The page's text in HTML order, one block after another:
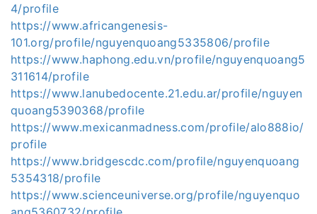
4/profile
https://www.africangenesis-
101.org/profile/nguyenquoang5335806/profile
https://www.haphong.edu.vn/profile/nguyenquoang5
311614/profile
https://www.lanubedocente.21.edu.ar/profile/nguyen
quoang5390368/profile
https://www.mexicanmadness.com/profile/alo888io/
profile
https://www.bridgescdc.com/profile/nguyenquoang
5354318/profile
https://www.scienceuniverse.org/profile/nguyenquo